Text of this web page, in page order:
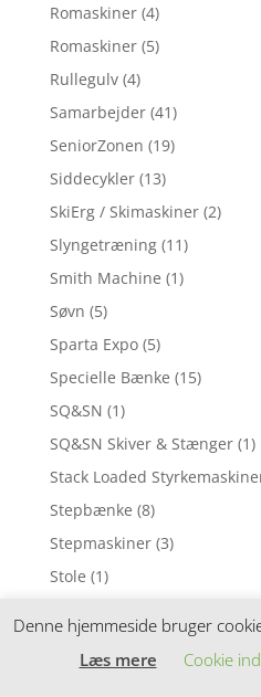
Romaskiner (4)
Romaskiner (5)
Rullegulv (4)
Samarbejder (41)
SeniorZonen (19)
Siddecykler (13)
SkiErg / Skimaskiner (2)
Slyngetræning (11)
Smith Machine (1)
Søvn (5)
Sparta Expo (5)
Specielle Bænke (15)
SQ&SN (1)
SQ&SN Skiver & Stænger (1)
Stack Loaded
Stepbænke (8)
Stepmaskiner (3)
Stole (1)
Straps - Copy
Styrke (10)
Denne hjemmeside bruger
Læs mere
Cookie